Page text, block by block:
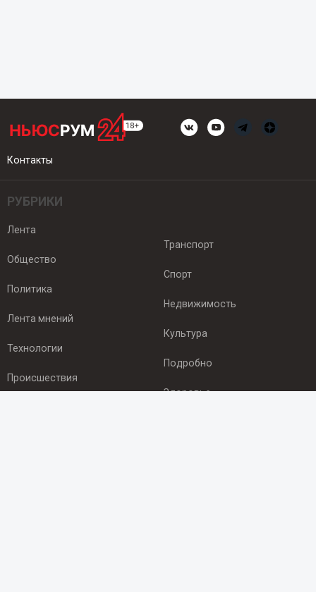
Контакты
РУБРИКИ
Лента
Общество
Политика
Лента мнений
Технологии
Происшествия
Транспорт
Спорт
Недвижимость
Культура
Подробно
Здоровье